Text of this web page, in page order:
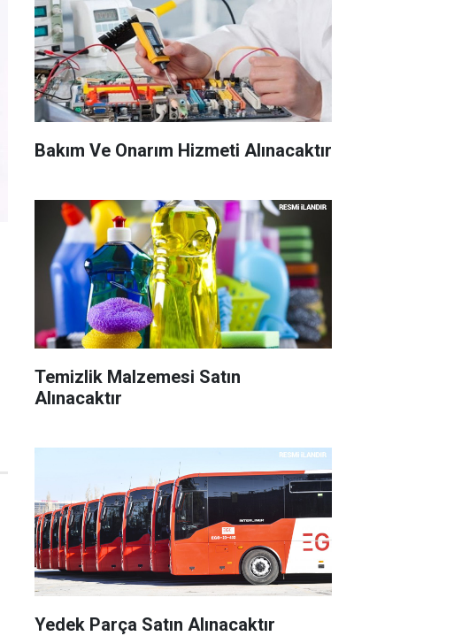
Bakım Ve Onarım Hizmeti Alınacaktır
Temizlik Malzemesi Satın
Alınacaktır
Yedek Parça Satın Alınacaktır